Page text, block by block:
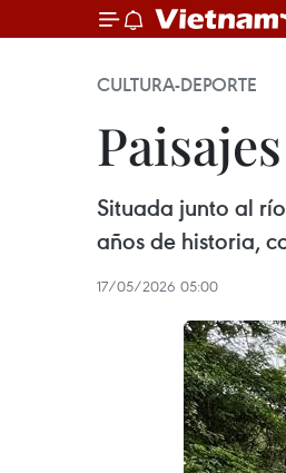
CULTURA-DEPORTE
Situada junto al
años de historia,
17/05/2026 05:00